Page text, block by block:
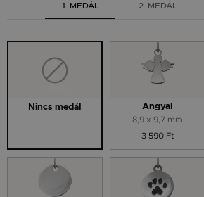
1. MEDÁL 2. MEDÁL
Nincs medál Angyal
8,9 x 9,7 mm
3 590 Ft